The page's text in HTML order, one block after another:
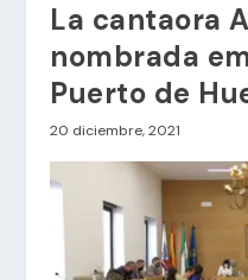
La cantaora
nombrada
Puerto de
20 diciembre, 2021